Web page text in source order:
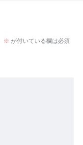
※ が付いている欄は必須